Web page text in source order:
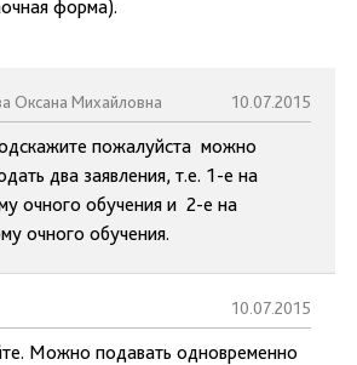
форма).
Оксана Михайловна 10.07.2015
пожалуйста можно
два заявления, т.е. 1-е на
очного обучения и 2-е на
очного обучения.
10.07.2015
Можно подавать одновременно